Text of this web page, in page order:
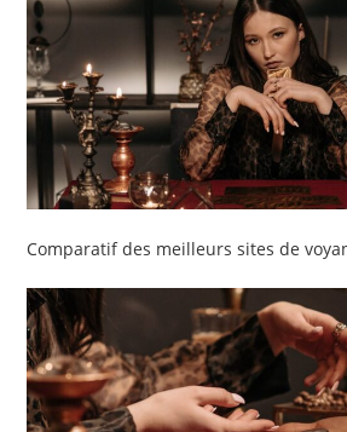
Comparatif des meilleurs sites de